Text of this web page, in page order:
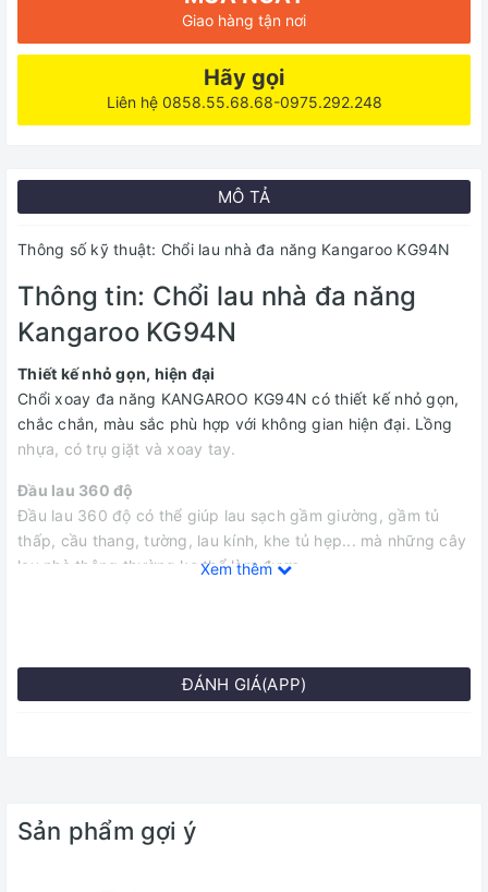
Giao hàng tận nơi
Hãy gọi
Liên hệ 0858.55.68.68-0975.292.248
MÔ TẢ
Thông số kỹ thuật: Chổi lau nhà đa năng Kangaroo KG94N
Thông tin: Chổi lau nhà đa năng
Kangaroo KG94N
Thiết kế nhỏ gọn, hiện đại
Chổi xoay đa năng KANGAROO KG94N có thiết kế nhỏ gọn,
chắc chắn, màu sắc phù hợp với không gian hiện đại. Lồng
nhựa, có trụ giặt và xoay tay.
Đầu lau 360 độ
Đầu lau 360 độ có thể giúp lau sạch gầm giường, gầm tủ
thấp, cầu thang, tường, lau kính, khe tủ hẹp... mà những cây
lau nhà thông thường ko thể làm được.
sàn trở nên tiện dụng, nhanh chóng và thú vị hơn bao giờ
hết.
những chất liệu thông thường khác.
Xem thêm
ĐÁNH GIÁ(APP)
Sản phẩm gợi ý